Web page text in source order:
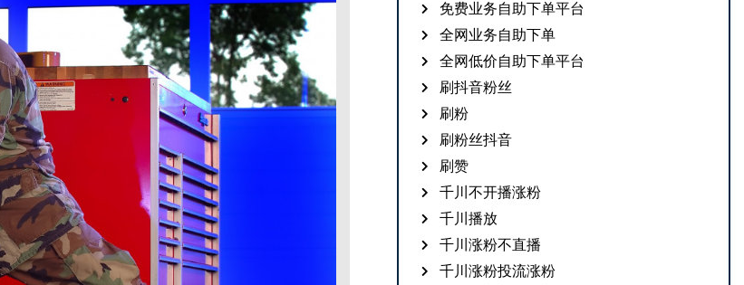
免费业务自助下单平台
全网业务自助下单
全网低价自助下单平台
刷抖音粉丝
刷粉
刷粉丝抖音
刷赞
千川不开播涨粉
千川播放
千川涨粉不直播
千川涨粉投流涨粉